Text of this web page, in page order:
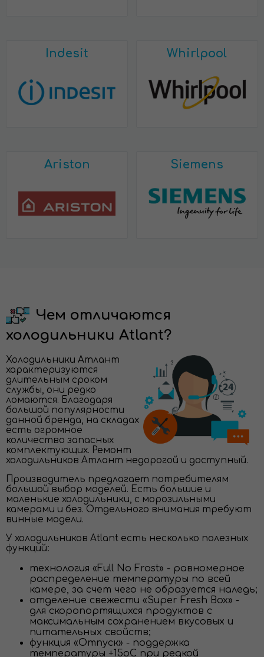
Indesit Whirlpool
Ariston Siemens
Чем отличаются
холодильники Atlant?
Холодильники Атлант
характеризуются
длительным сроком
службы, они редко
ломаются. Благодаря
большой популярности
данной бренда, на складах
есть огромное
количество запасных
комплектующих. Ремонт
холодильников Атлант недорогой и доступный.
Производитель предлагает потребителям
большой выбор моделей. Есть большие и
маленькие холодильники, с морозильными
камерами и без. Отдельного внимания требуют
винные модели.
У холодильников Atlant есть несколько полезных
функций:
технология «Full No Frost» - равномерное
распределение температуры по всей
камере, за счет чего не образуется наледь;
отделение свежести «Super Fresh Box» -
для скоропортящихся продуктов с
максимальным сохранением вкусовых и
питательных свойств;
функция «Отпуск» - поддержка
температуры +15оС при редкой